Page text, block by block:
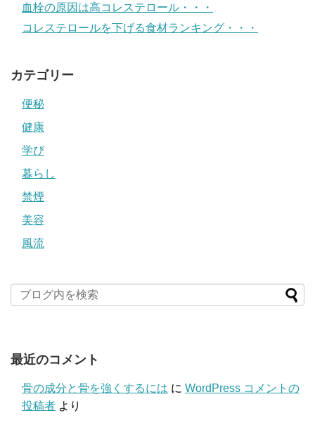
血栓の原因は高コレステロール・・・
コレステロールを下げる食材ランキング・・・
カテゴリー
便秘
健康
学び
暮らし
禁煙
美容
風流
最近のコメント
骨の成分と骨を強くするには に WordPress コメントの
投稿者 より